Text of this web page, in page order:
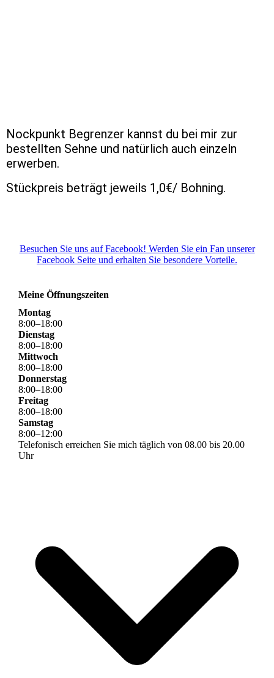
Nockpunkt Begrenzer kannst du bei mir zur
bestellten Sehne und natürlich auch einzeln
erwerben.
Stückpreis beträgt jeweils 1,0€/ Bohning.
Besuchen Sie uns auf Facebook! Werden Sie ein Fan unserer
Facebook Seite und erhalten Sie besondere Vorteile.
Meine Öffnungszeiten
Montag
8:00–18:00
Dienstag
8:00–18:00
Mittwoch
8:00–18:00
Donnerstag
8:00–18:00
Freitag
8:00–18:00
Samstag
8:00–12:00
Telefonisch erreichen Sie mich täglich von 08.00 bis 20.00
Uhr